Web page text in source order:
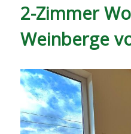
2-Zimmer
Weinberge